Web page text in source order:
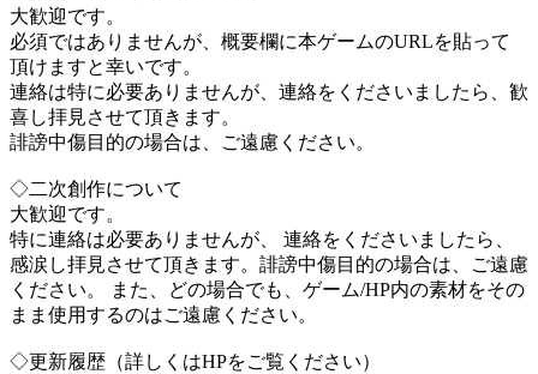
大歓迎です。
必須ではありませんが、概要欄に本ゲームのURLを貼って
頂けますと幸いです。
連絡は特に必要ありませんが、連絡をくださいましたら、歓
喜し拝見させて頂きます。
誹謗中傷目的の場合は、ご遠慮ください。
◇二次創作について
大歓迎です。
特に連絡は必要ありませんが、 連絡をくださいましたら、
感涙し拝見させて頂きます。誹謗中傷目的の場合は、ご遠慮
ください。 また、どの場合でも、ゲーム/HP内の素材をその
まま使用するのはご遠慮ください。
◇更新履歴（詳しくはHPをご覧ください）